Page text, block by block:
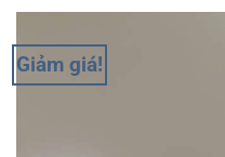
Giảm giá!